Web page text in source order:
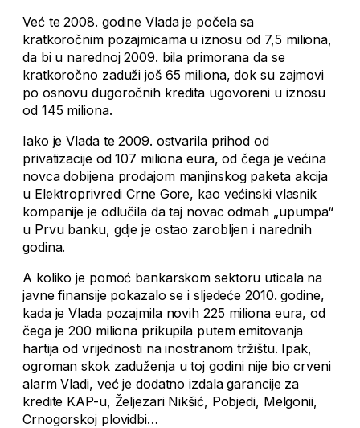
Već te 2008. godine Vlada je počela sa
kratkoročnim pozajmicama u iznosu od 7,5 miliona,
da bi u narednoj 2009. bila primorana da se
kratkoročno zaduži još 65 miliona, dok su zajmovi
po osnovu dugoročnih kredita ugovoreni u iznosu
od 145 miliona.
Iako je Vlada te 2009. ostvarila prihod od
privatizacije od 107 miliona eura, od čega je većina
novca dobijena prodajom manjinskog paketa akcija
u Elektroprivredi Crne Gore, kao većinski vlasnik
kompanije je odlučila da taj novac odmah „upumpa“
u Prvu banku, gdje je ostao zarobljen i narednih
godina.
A koliko je pomoć bankarskom sektoru uticala na
javne finansije pokazalo se i sljedeće 2010. godine,
kada je Vlada pozajmila novih 225 miliona eura, od
čega je 200 miliona prikupila putem emitovanja
hartija od vrijednosti na inostranom tržištu. Ipak,
ogroman skok zaduženja u toj godini nije bio crveni
alarm Vladi, već je dodatno izdala garancije za
kredite KAP-u, Željezari Nikšić, Pobjedi, Melgonii,
Crnogorskoj plovidbi…